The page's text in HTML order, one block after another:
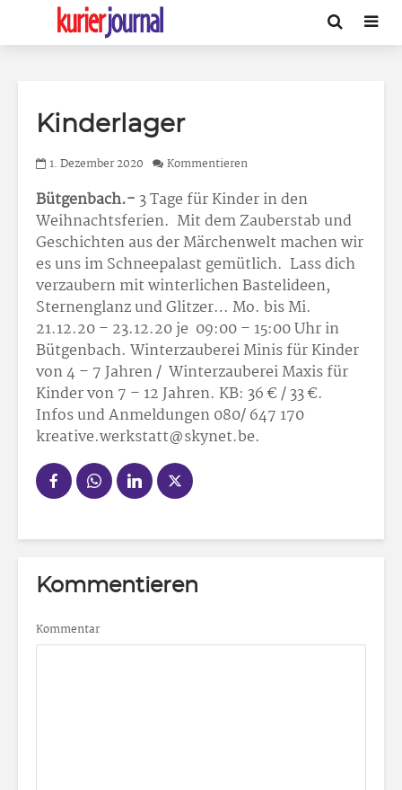
Kinderlager
1. Dezember 2020 Kommentieren
Bütgenbach.-3 Tage für Kinder in den
Weihnachtsferien. Mit dem Zauberstab und
Geschichten aus der Märchenwelt machen wir
es uns im Schneepalast gemütlich. Lass dich
verzaubern mit winterlichen Bastelideen,
Sternenglanz und Glitzer… Mo. bis Mi.
21.12.20 – 23.12.20 je 09:00 – 15:00 Uhr in
Bütgenbach. Winterzauberei Minis für Kinder
von 4 – 7 Jahren / Winterzauberei Maxis für
Kinder von 7 – 12 Jahren. KB: 36 € / 33 €.
Infos und Anmeldungen 080/ 647 170
kreative.werkstatt@skynet.be.
Kommentieren
Kommentar